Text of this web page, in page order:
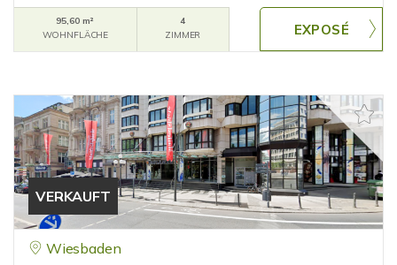
95,60 m²
WOHNFLÄCHE
4
ZIMMER
VERKAUFT
Wiesbaden